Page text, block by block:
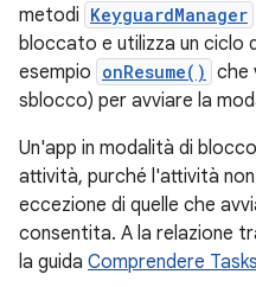
metodi KeyguardManager
bloccato e utilizza un ciclo
esempio onResume() che
sblocco) per avviare la
Un'app in modalità di
attività, purché l'attività
eccezione di quelle che
consentita. A la relazione
la guida Comprendere